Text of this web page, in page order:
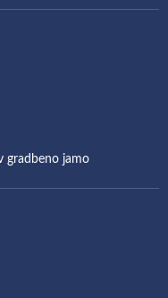
gradbeno jamo